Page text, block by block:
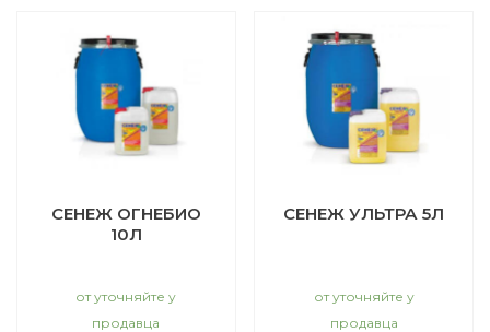
СЕНЕЖ ОГНЕБИО
10Л
от уточняйте у
продавца
СЕНЕЖ УЛЬТРА 5Л
от уточняйте у
продавца